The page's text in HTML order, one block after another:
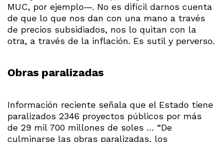
MUC, por ejemplo—. No es difícil darnos cuenta
de que lo que nos dan con una mano a través
de precios subsidiados, nos lo quitan con la
otra, a través de la inflación. Es sutil y perverso.
Obras paralizadas
Información reciente señala que el Estado tiene
paralizados 2346 proyectos públicos por más
de 29 mil 700 millones de soles … “De
culminarse las obras paralizadas, los